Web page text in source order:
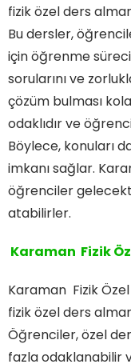
fizik özel ders
Bu dersler,
için öğrenme
sorularını ve
çözüm bulması
odaklıdır ve
Böylece, konuları
imkanı sağlar.
öğrenciler
atabilirler.
Karaman Fizik
Karaman Fizik
fizik özel ders
Öğrenciler, özel
fazla odaklanabilir